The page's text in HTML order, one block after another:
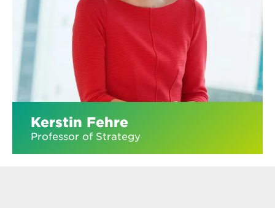
Kerstin Fehre
Professor of Strategy